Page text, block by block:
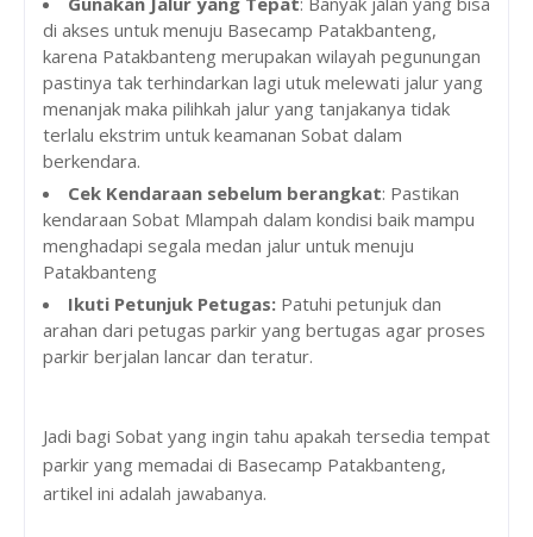
di akses untuk menuju Basecamp Patakbanteng,
karena Patakbanteng merupakan wilayah pegunungan
pastinya tak terhindarkan lagi utuk melewati jalur yang
menanjak maka pilihkah jalur yang tanjakanya tidak
terlalu ekstrim untuk keamanan Sobat dalam
berkendara.
Cek Kendaraan sebelum berangkat: Pastikan
kendaraan Sobat Mlampah dalam kondisi baik mampu
menghadapi segala medan jalur untuk menuju
Patakbanteng
Ikuti Petunjuk Petugas: Patuhi petunjuk dan
arahan dari petugas parkir yang bertugas agar proses
parkir berjalan lancar dan teratur.
Jadi bagi Sobat yang ingin tahu apakah tersedia tempat
parkir yang memadai di Basecamp Patakbanteng,
artikel ini adalah jawabanya.